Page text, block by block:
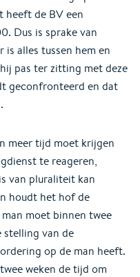
heeft de BV een
Dus is sprake van
alles tussen hem en
pas ter zitting met deze
geconfronteerd en dat
meer tijd moet krijgen
te reageren,
van pluraliteit kan
houdt het hof de
moet binnen twee
stelling van de
op de man heeft.
weken de tijd om